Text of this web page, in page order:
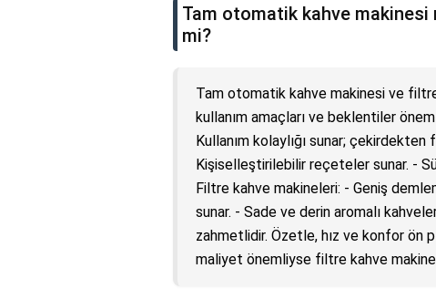
Tam otomatik kahve
mi?
Tam otomatik kahve makinesi ve
kullanım amaçları ve beklentiler
Kullanım kolaylığı sunar;
Kişiselleştirilebilir reçeteler sunar. -
Filtre kahve makineleri: - Geniş
sunar. - Sade ve derin aromalı
zahmetlidir. Özetle, hız ve konfor
maliyet önemliyse filtre kahve